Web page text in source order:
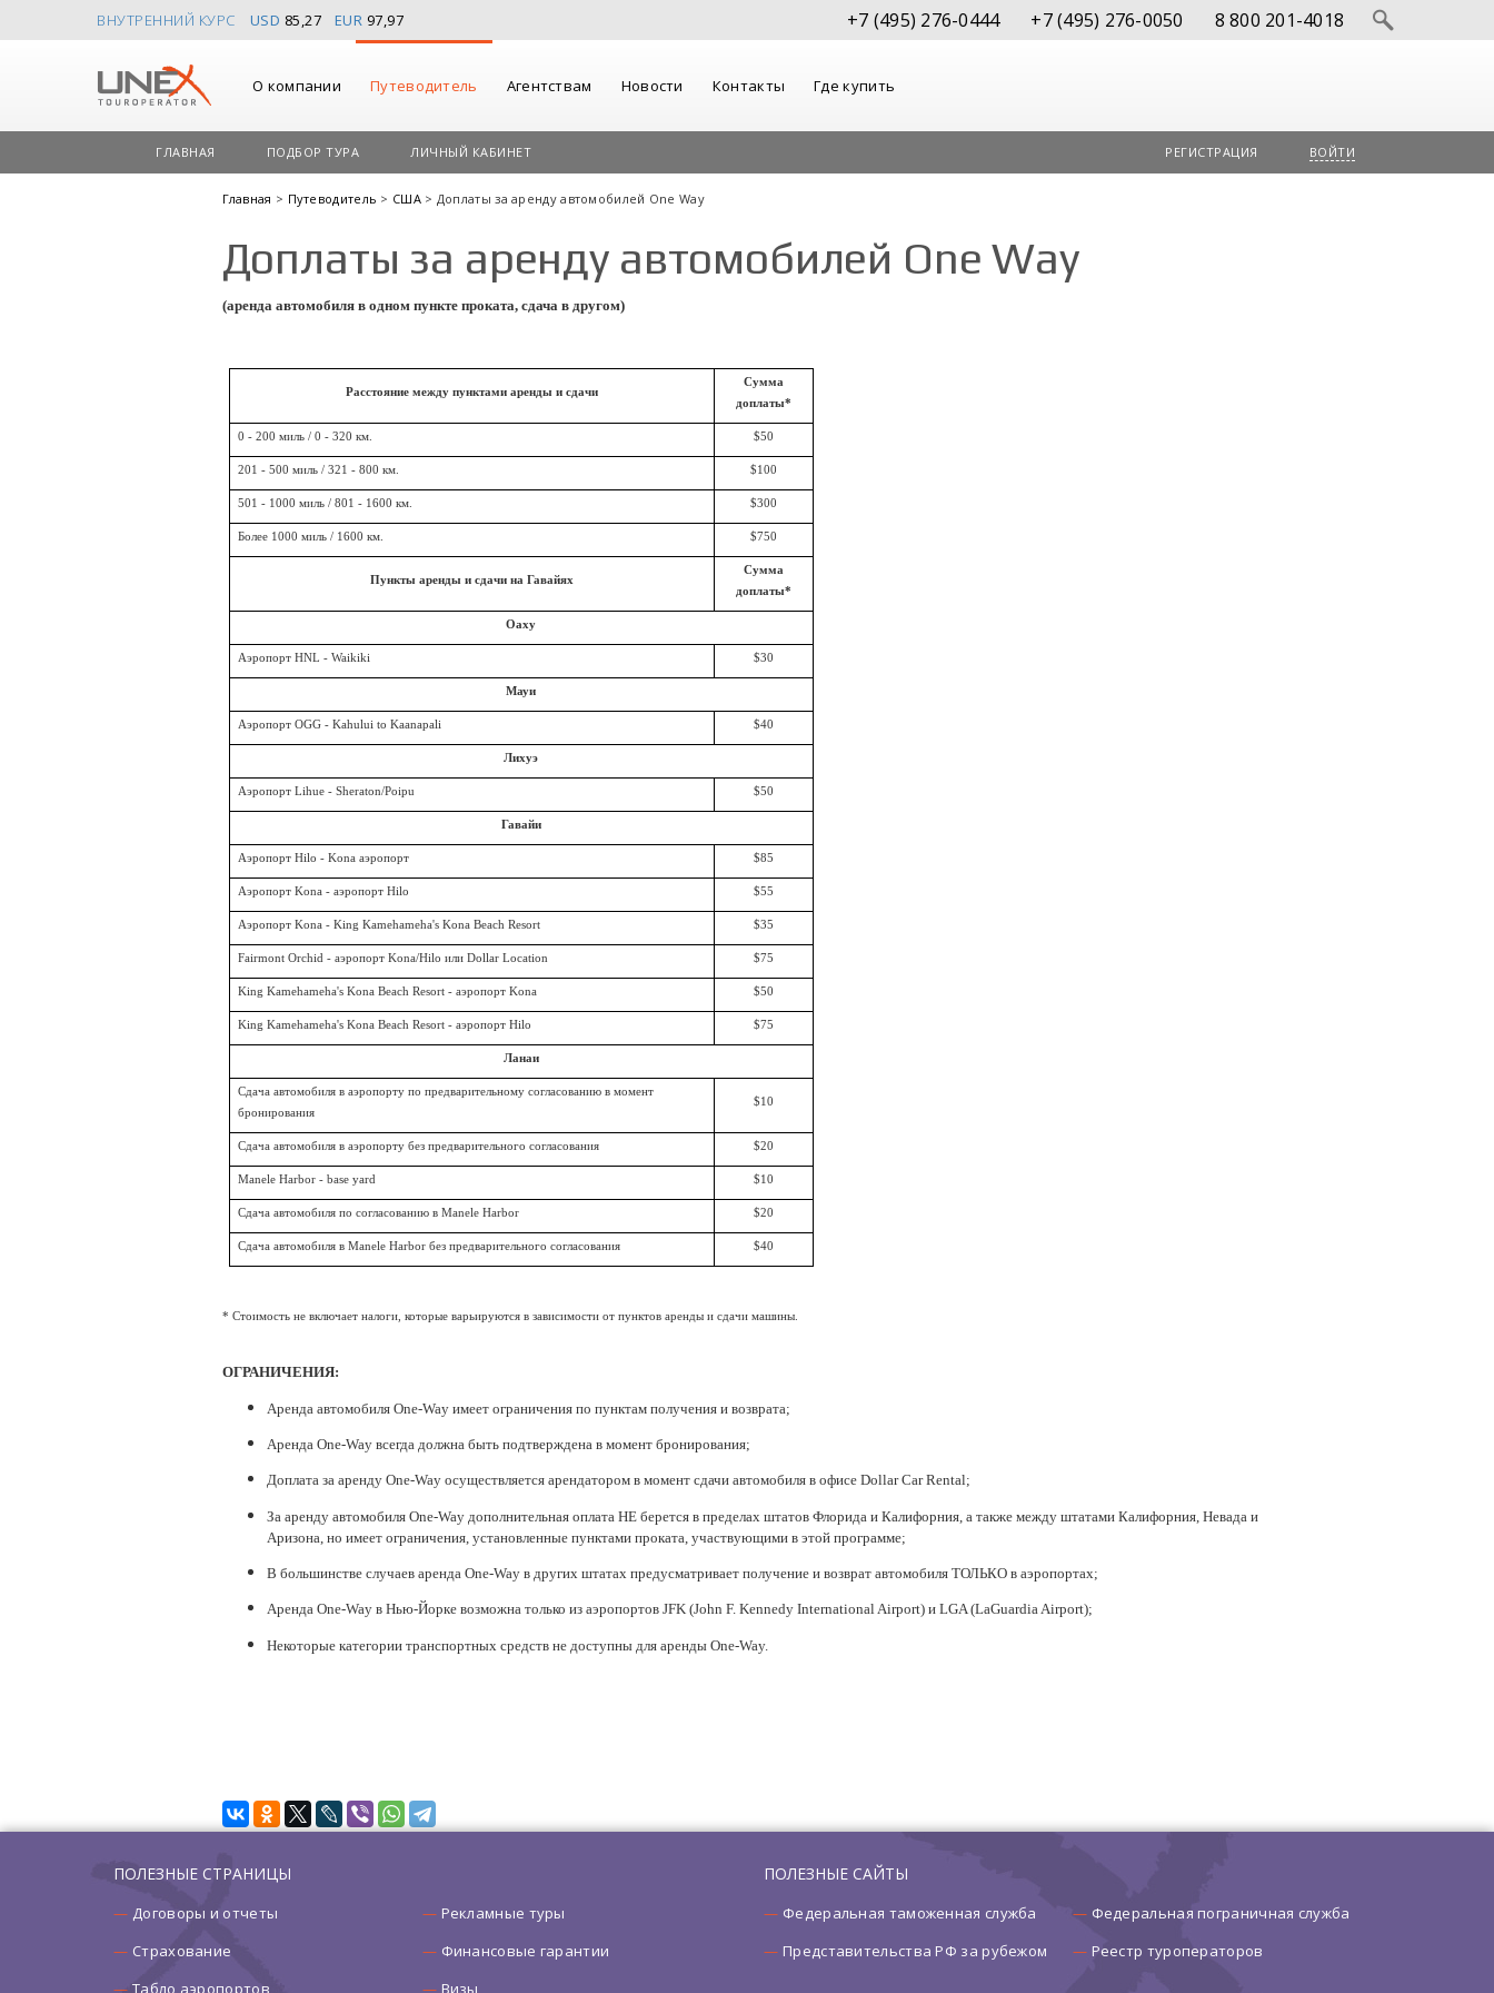
ВНУТРЕННИЙ КУРС USD 85,27 EUR 97,97 +7 (495) 276-0444 +7 (495) 276-0050 8 800 201-4018
О компании Путеводитель Агентствам Новости Контакты Где купить
ГЛАВНАЯ ПОДБОР ТУРА ЛИЧНЫЙ КАБИНЕТ РЕГИСТРАЦИЯ ВОЙТИ
Главная > Путеводитель > США > Доплаты за аренду автомобилей One Way
Доплаты за аренду автомобилей One Way
(аренда автомобиля в одном пункте проката, сдача в другом)
Расстояние между пунктами аренды и сдачи
Сумма
доплаты*
0 - 200 миль / 0 - 320 км. $50
201 - 500 миль / 321 - 800 км. $100
501 - 1000 миль / 801 - 1600 км. $300
Более 1000 миль / 1600 км. $750
Пункты аренды и сдачи на Гавайях
Сумма
доплаты*
Оаху
Аэропорт HNL - Waikiki $30
Мауи
АэропортOGG - Kahului to Kaanapali $40
Лихуэ
Аэропорт Lihue - Sheraton/Poipu $50
Гавайи
Аэропорт Hilo - Kona аэропорт $85
Аэропорт Kona - аэропорт Hilo $55
АэропортKona - King Kamehameha's Kona Beach Resort $35
Fairmont Orchid - аэропортKona/Hilo илиDollar Location $75
King Kamehameha's Kona Beach Resort - аэропортKona $50
King Kamehameha's Kona Beach Resort - аэропортHilo $75
Ланаи
Сдача автомобиля в аэропорту по предварительному согласованию в момент
бронирования
$10
Сдача автомобиля в аэропорту без предварительного согласования $20
Manele Harbor - base yard $10
Сдача автомобиля по согласованию в Manele Harbor $20
Сдача автомобиля в Manele Harbor без предварительного согласования $40
* Стоимость не включает налоги, которые варьируются в зависимости от пунктов аренды и сдачи машины.
ОГРАНИЧЕНИЯ:
Аренда автомобиля One-Way имеет ограничения по пунктам получения и возврата;
Аренда One-Way всегда должна быть подтверждена в момент бронирования;
Доплата за аренду One-Way осуществляется арендатором в момент сдачи автомобиля в офисе Dollar Car Rental;
За аренду автомобиля One-Way дополнительная оплата НЕ берется в пределах штатов Флорида и Калифорния, а также между штатами Калифорния, Невада и
Аризона, но имеет ограничения, установленные пунктами проката, участвующими в этой программе;
В большинстве случаев аренда One-Way в других штатах предусматривает получение и возврат автомобиля ТОЛЬКО в аэропортах;
Аренда One-Way в Нью-Йорке возможна только из аэропортов JFK (John F. Kennedy International Airport) и LGA (LaGuardia Airport);
Некоторые категории транспортных средств не доступны для аренды One-Way.
ПОЛЕЗНЫЕ СТРАНИЦЫ
Договоры и отчеты
Рекламные туры
Страхование
Финансовые гарантии
Табло аэропортов
Визы
ПОЛЕЗНЫЕ САЙТЫ
Федеральная таможенная служба
Федеральная пограничная служба
Представительства РФ за рубежом
Реестр туроператоров